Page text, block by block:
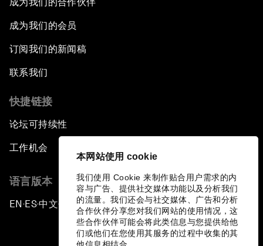
本网站使用 cookie
我们使用 Cookie 来制作贴合用户需求的内
容与广告、提供社交媒体功能以及分析我们
的流量。我们还会与社交媒体、广告和分析
合作伙伴分享您对我们网站的使用情况，这
些合作伙伴可能会将此类信息与您提供给他
们或他们在您使用其服务的过程中收集的其
成为我们的会员
订阅我们的新闻稿
联系我们
快捷链接
论坛可持续性
工作机会
语言版本
EN ▪ES▪中文▪ 日本語